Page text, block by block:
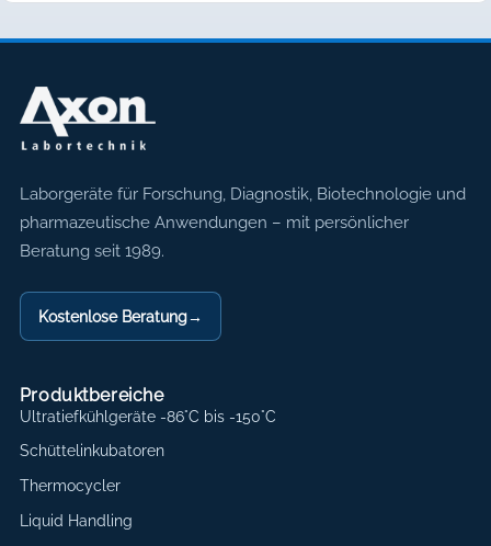
Axon Labortechnik
Laborgeräte für Forschung, Diagnostik, Biotechnologie und
pharmazeutische Anwendungen – mit persönlicher
Beratung seit 1989.
Kostenlose Beratung→
Produktbereiche
Ultratiefkühlgeräte -86°C bis -150°C
Schüttelinkubatoren
Thermocycler
Liquid Handling